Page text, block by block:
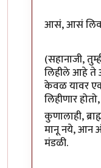
आसं, आसं
(सहानाजी,
लिहीले आहे ते
केवळ यावर
लिहीणार
कुणालाही,
मानू नये, आन
मंडळी.